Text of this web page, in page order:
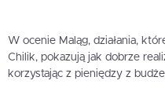
W ocenie Maląg, działania,
Chilik, pokazują jak dobrze
korzystając z pieniędzy z